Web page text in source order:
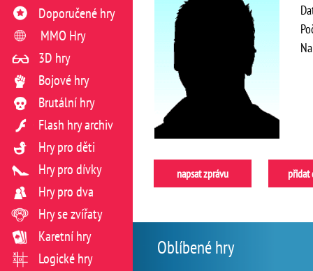
napsat zprávu přidat
Oblíbené hry
Doporučené hry
MMO Hry
3D hry
Bojové hry
Brutální hry
Flash hry archiv
Hry pro děti
Hry pro dívky
Hry pro dva
Hry se zvířaty
Karetní hry
Logické hry